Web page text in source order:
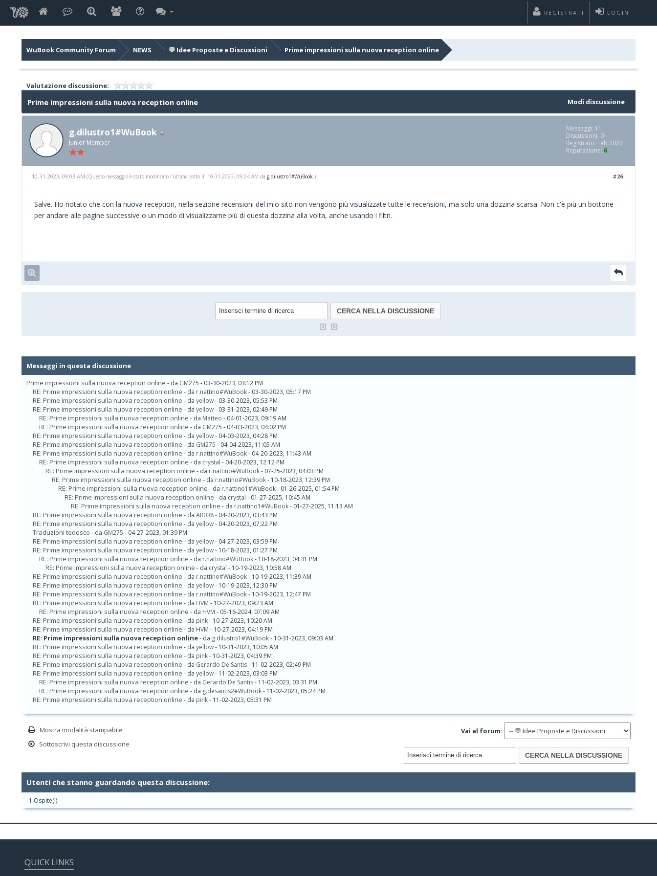
LOGIN
REGISTRATI
WuBook Community Forum NEWS 💬 Idee Proposte e Discussioni Prime impressioni sulla nuova reception online
Valutazione discussione:
Modi discussione
Prime impressioni sulla nuova reception online
g.dilustro1#WuBook
Junior Member
Messaggi: 11
Discussioni: 0
Registrato: Feb 2022
Reputazione: 6
#26
10-31-2023, 09:03 AM (Questo messaggio è stato modificato l'ultima volta il: 10-31-2023, 09:04 AM da g.dilustro1#WuBook .)
Salve. Ho notato che con la nuova reception, nella sezione recensioni del mio sito non vengono più visualizzate tutte le recensioni, ma solo una dozzina scarsa. Non c'è più un bottone
per andare alle pagine successive o un modo di visualizzarne più di questa dozzina alla volta, anche usando i filtri.
Messaggi in questa discussione
Prime impressioni sulla nuova reception online - da GM275 - 03-30-2023, 03:12 PM
RE: Prime impressioni sulla nuova reception online - da r.nattino#WuBook- 03-30-2023, 05:17 PM
RE: Prime impressioni sulla nuova reception online - da yellow- 03-30-2023, 05:53 PM
RE: Prime impressioni sulla nuova reception online - da yellow- 03-31-2023, 02:49 PM
RE: Prime impressioni sulla nuova reception online - da Matteo - 04-01-2023, 09:19 AM
RE: Prime impressioni sulla nuova reception online - da GM275 - 04-03-2023, 04:02 PM
RE: Prime impressioni sulla nuova reception online - da yellow- 04-03-2023, 04:28 PM
RE: Prime impressioni sulla nuova reception online - da GM275 - 04-04-2023, 11:05 AM
RE: Prime impressioni sulla nuova reception online - da r.nattino#WuBook- 04-20-2023, 11:43 AM
RE: Prime impressioni sulla nuova reception online - da crystal - 04-20-2023, 12:12 PM
RE: Prime impressioni sulla nuova reception online - da r.nattino#WuBook- 07-25-2023, 04:03 PM
RE: Prime impressioni sulla nuova reception online - da r.nattino#WuBook- 10-18-2023, 12:39 PM
RE: Prime impressioni sulla nuova reception online - da r.nattino1#WuBook- 01-26-2025, 01:54 PM
RE: Prime impressioni sulla nuova reception online - da crystal - 01-27-2025, 10:45 AM
RE: Prime impressioni sulla nuova reception online - da r.nattino1#WuBook- 01-27-2025, 11:13 AM
RE: Prime impressioni sulla nuova reception online - da AR038- 04-20-2023, 03:43 PM
RE: Prime impressioni sulla nuova reception online - da yellow- 04-20-2023, 07:22 PM
Traduzioni tedesco - da GM275 - 04-27-2023, 01:39 PM
RE: Prime impressioni sulla nuova reception online - da yellow- 04-27-2023, 03:59 PM
RE: Prime impressioni sulla nuova reception online - da yellow- 10-18-2023, 01:27 PM
RE: Prime impressioni sulla nuova reception online - da r.nattino#WuBook- 10-18-2023, 04:31 PM
RE: Prime impressioni sulla nuova reception online - da crystal - 10-19-2023, 10:58 AM
RE: Prime impressioni sulla nuova reception online - da r.nattino#WuBook- 10-19-2023, 11:39 AM
RE: Prime impressioni sulla nuova reception online - da yellow- 10-19-2023, 12:30 PM
RE: Prime impressioni sulla nuova reception online - da r.nattino#WuBook- 10-19-2023, 12:47 PM
RE: Prime impressioni sulla nuova reception online - da HVM - 10-27-2023, 09:23 AM
RE: Prime impressioni sulla nuova reception online - da HVM - 05-16-2024, 07:09 AM
RE: Prime impressioni sulla nuova reception online - da pink- 10-27-2023, 10:20 AM
RE: Prime impressioni sulla nuova reception online - da HVM - 10-27-2023, 04:19 PM
RE: Prime impressioni sulla nuova reception online- da g.dilustro1#WuBook- 10-31-2023, 09:03 AM
RE: Prime impressioni sulla nuova reception online - da yellow- 10-31-2023, 10:05 AM
RE: Prime impressioni sulla nuova reception online - da pink- 10-31-2023, 04:39 PM
RE: Prime impressioni sulla nuova reception online - da Gerardo De Santis- 11-02-2023, 02:49 PM
RE: Prime impressioni sulla nuova reception online - da yellow- 11-02-2023, 03:03 PM
RE: Prime impressioni sulla nuova reception online - da Gerardo De Santis- 11-02-2023, 03:31 PM
RE: Prime impressioni sulla nuova reception online - da g.desantis2#WuBook- 11-02-2023, 05:24 PM
RE: Prime impressioni sulla nuova reception online - da pink- 11-02-2023, 05:31 PM
Mostra modalità stampabile
Sottoscrivi questa discussione
Vai al forum:
Utenti che stanno guardando questa discussione:
1 Ospite(i)
QUICK LINKS